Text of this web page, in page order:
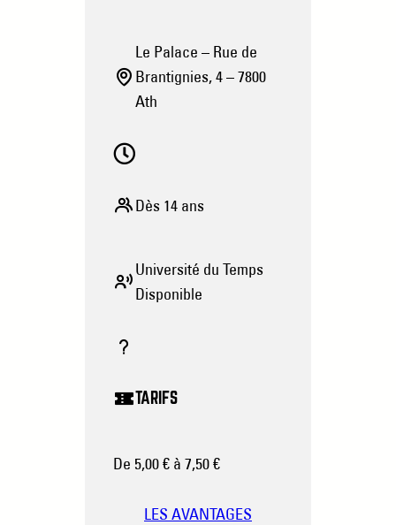
Le Palace – Rue de
Brantignies, 4 – 7800
Ath
Dès 14 ans
Université du Temps
Disponible
TARIFS
De 5,00 € à 7,50 €
LES AVANTAGES